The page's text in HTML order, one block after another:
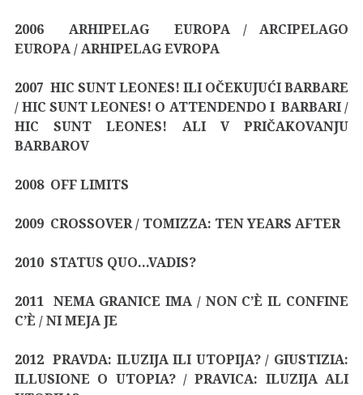
2006 ARHIPELAG EUROPA / ARCIPELAGO
EUROPA / ARHIPELAG EVROPA
2007 HIC SUNT LEONES! ILI OČEKUJUĆI BARBARE
/ HIC SUNT LEONES! O ATTENDENDO I BARBARI /
HIC SUNT LEONES! ALI V PRIČAKOVANJU
BARBAROV
2008 OFF LIMITS
2009 CROSSOVER / TOMIZZA: TEN YEARS AFTER
2010 STATUS QUO…VADIS?
2011 NEMA GRANICE IMA / NON C’È IL CONFINE
C’È / NI MEJA JE
2012 PRAVDA: ILUZIJA ILI UTOPIJA? / GIUSTIZIA:
ILLUSIONE O UTOPIA? / PRAVICA: ILUZIJA ALI